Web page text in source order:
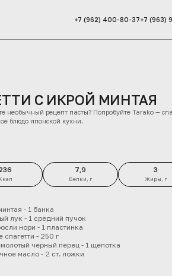
+7 (962) 400-80-37+7 (963)
С ИКРОЙ МИНТАЯ
необычный рецепт пасты? Попробуйте Tarako —
блюдо японской кухни.
7,9
Белки, г
3
Жиры, г
- 1 банка
лук - 1 средний пучок
нори - 1 пластинка
спагетти - 250 г
черный перец - 1 щепотка
масло - 2 ст. ложки